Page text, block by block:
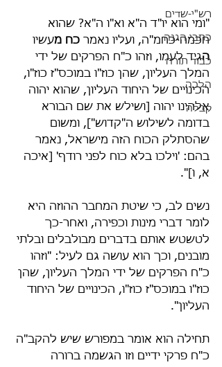
רש"י-שדים
כתבי הגנה
כבוד תורה
הלכה
קבלה
"ומי הוא יו"ד ה"א וא"ו ה"א? שהוא
חכמה-כחמ"ה, ועליו נאמר כח מעשיו
הגיד לעמו, וזהו כ"ח הפרקים של ידי
המלך העליון, שהן כוז"ו במוכס"ז כוז"ו,
הכינויים של היחוד העליון, שהוא יהוה
אלהינו יהוה [ושילש את שם הבורא
בדומה לשילוש ה"קדוש"], ומשום
שהסתלק הכוח הזה מישראל, נאמר
בהם: 'וילכו בלא כוח לפני רודף' [איכה
א, ו]".
נשים לב, כי שיטת המחבר ההוזה היא
לומר דברי מינות וכפירה, ואחר-כך
לטשטש אותם בדברים מבולבלים ובלתי
מובנים, וכך הוא עושה גם לעיל: "וזהו
כ"ח הפרקים של ידי המלך העליון, שהן
כוז"ו במוכס"ז כוז"ו, הכינויים של היחוד
העליון".
תחילה הוא אומר במפורש שיש להקב"ה
כ"ח פרקי ידיים וזו הגשמה ברורה